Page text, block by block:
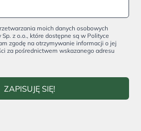
moich danych osobowych
z o.o., które dostępne są w Polityce
zgodę na otrzymywanie informacji o jej
za pośrednictwem wskazanego adresu
ZAPISUJĘ SIĘ!